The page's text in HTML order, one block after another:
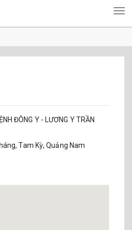
ĐÔNG Y - LƯƠNG Y TRẦN
Tam Kỳ, Quảng Nam